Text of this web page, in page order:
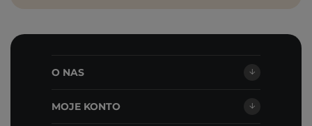
O NAS
MOJE KONTO